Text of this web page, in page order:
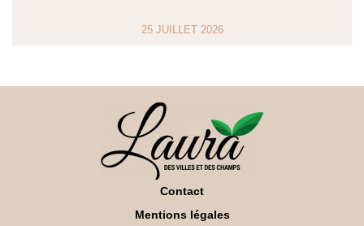
25 JUILLET 2026
Contact
Mentions légales